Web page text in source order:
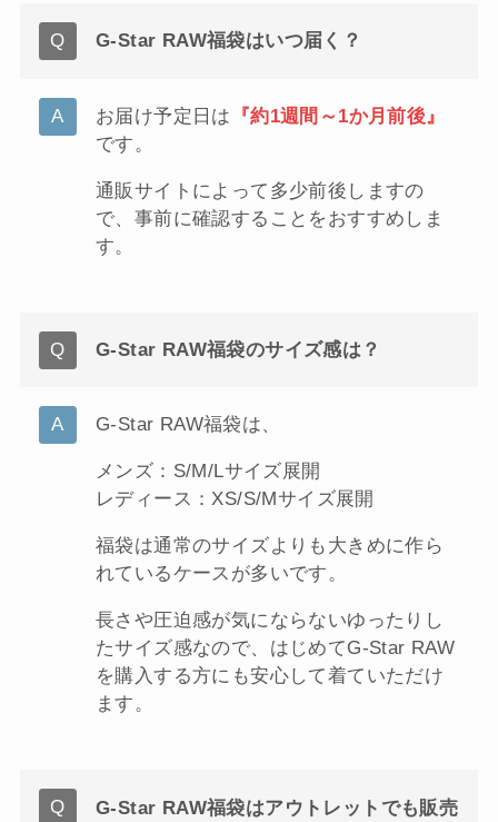
G-Star RAW福袋はいつ届く？
お届け予定日は 『約1週間～1か月前後』
です。
通販サイトによって多少前後しますの
で、事前に確認することをおすすめしま
す。
G-Star RAW福袋のサイズ感は？
G-Star RAW福袋は、
メンズ：S/M/Lサイズ展開
レディース：XS/S/Mサイズ展開
福袋は通常のサイズよりも大きめに作ら
れているケースが多いです。
長さや圧迫感が気にならないゆったりし
たサイズ感なので、はじめてG-Star RAW
を購入する方にも安心して着ていただけ
ます。
G-Star RAW福袋はアウトレットでも販売